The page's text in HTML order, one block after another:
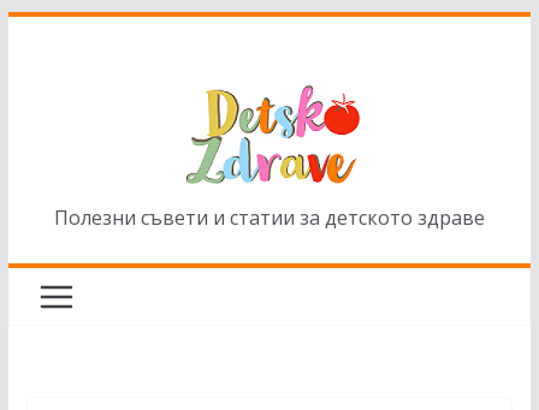
Полезни съвети и статии за детското здраве